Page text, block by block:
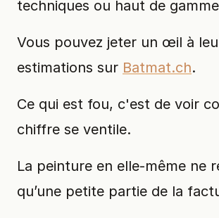
techniques ou haut de
Vous pouvez jeter un œil à
estimations sur Batmat.ch.
Ce qui est fou, c'est de voir
chiffre se ventile.
La peinture en elle-même ne
qu’une petite partie de la